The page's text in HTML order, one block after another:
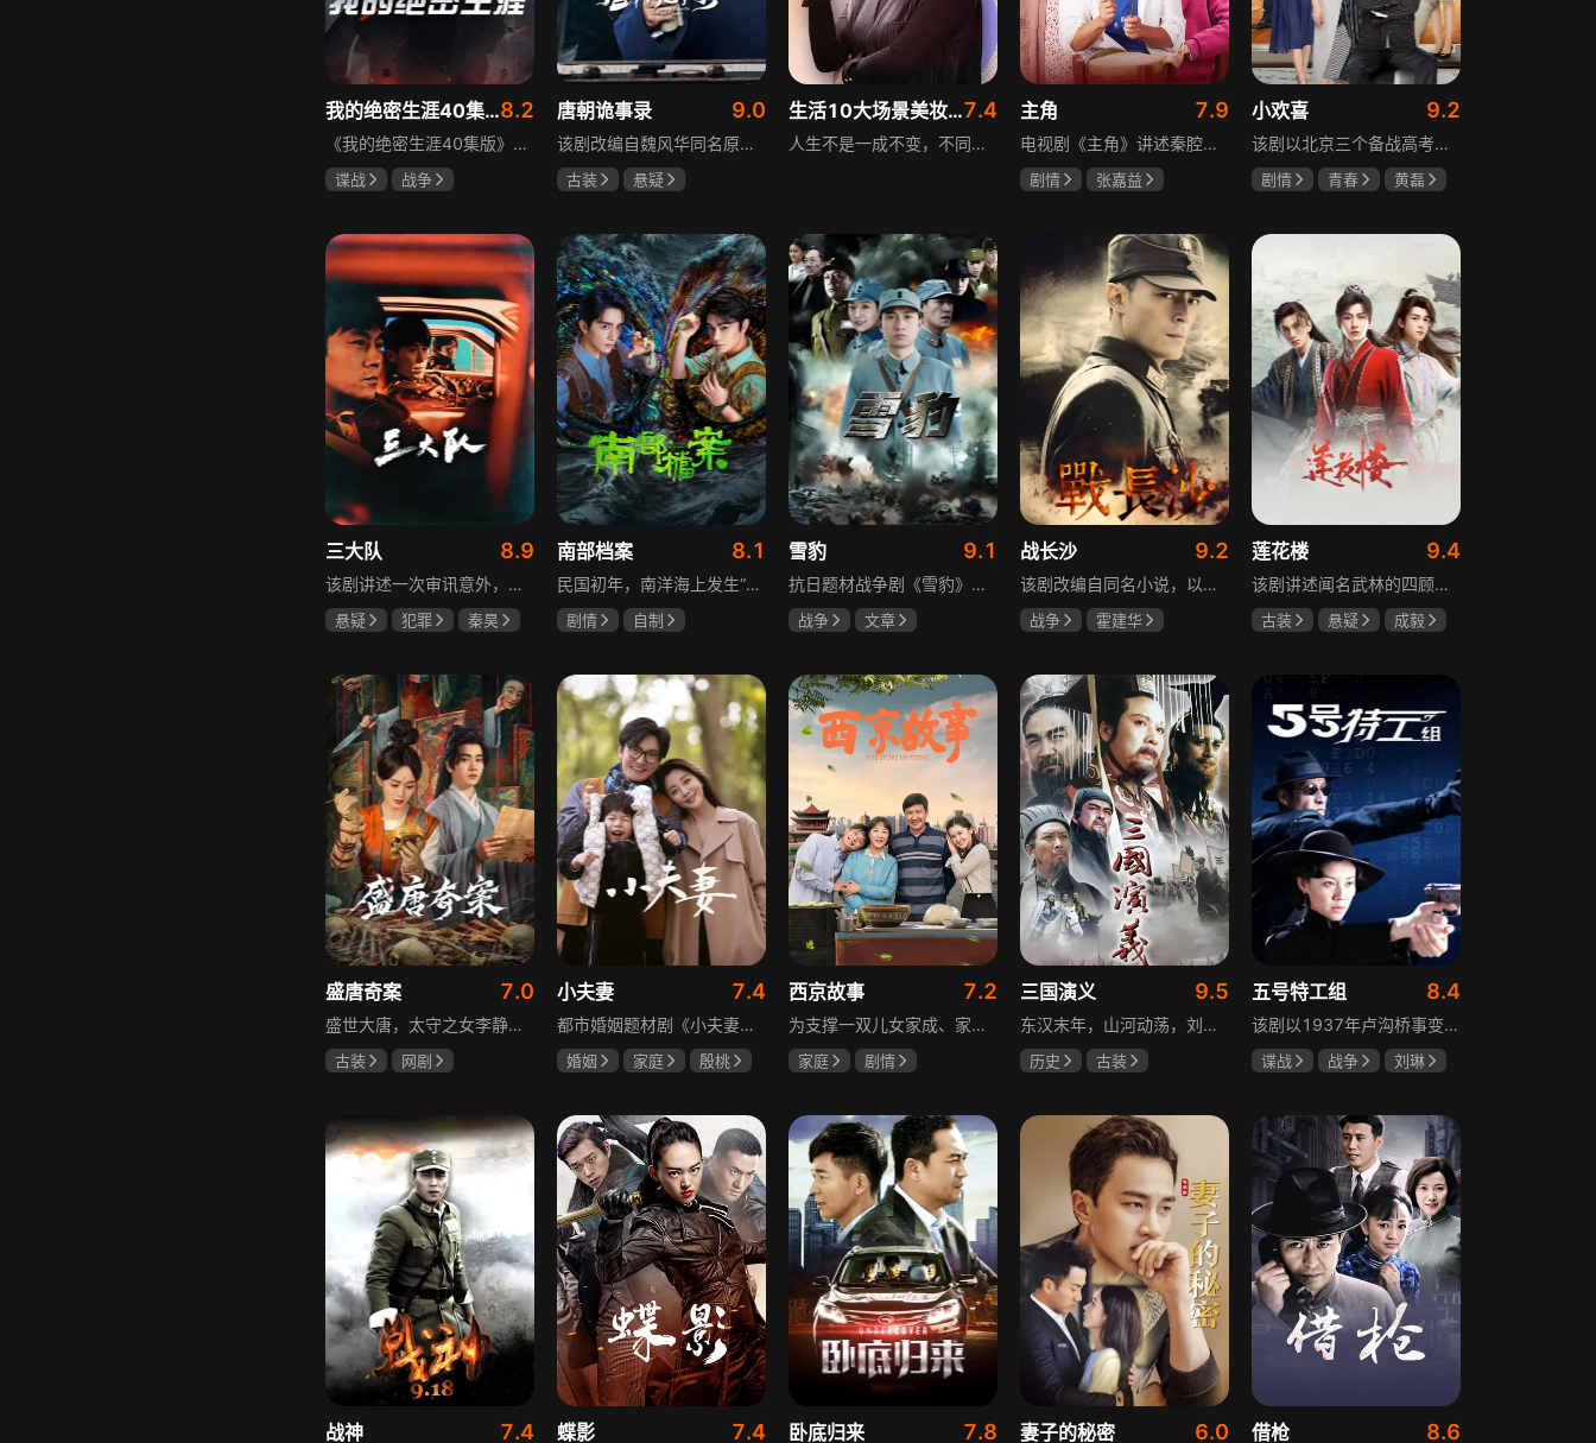
我的绝密生涯40集版8.2
《我的绝密生涯40集版》以1931年东北为背景，苏联特使引发暗杀行动，商人关郁达卷入被重伤失踪，妻子谭梓君带家人在新京安顿。八年后关郁达打入日本特务机关为我党提供情报，与谭梓君相遇却因身份不能相认，谭梓君心中充满怀疑。
谍战
战争
唐朝诡事录 9.0
该剧改编自魏风华同名原著，讲述繁华大唐盛世下发生的一系列奇闻异事。长安金吾卫中郎将卢凌风与狄公亲传弟子苏无名携手，共破《长安红茶》《石桥图》等九个诡异案件，从新娘失踪案到宫廷秘闻，从朝堂到乡间，他们在破案过程中相互了解，逐渐成长，共同守护苍生，担负起挽救社稷于危急的使命。
古装
悬疑
生活10大场景美妆秘籍7.4
人生不是一成不变，不同的场合不同的角色，适宜的妆容造型往往能帮助人们建立自信、破冰社交，开启一个良好开端，做到事半功倍。姜月辉老师亲自打造的《10大生活场景角色妆容课程》，将针对不同的生活场景和角色需求，教授相应的妆容造型技巧，让学员轻松驾驭每个人生角色，打造出适合自己的妆容，提升个人形象和气质。
主角 7.9
电视剧《主角》讲述秦腔名伶忆秦娥阴差阳错被舅舅胡三元带入剧团，历经近半个世纪兴衰起伏，从牧羊女成长为一代秦腔名伶的故事，剧集以秦腔发展为脉络映射大历史起落，反映中国社会四十年变迁中普通人的情感生活与命运，展现传统艺术传承与时代变迁的交织。
剧情
张嘉益
小欢喜 9.2
该剧以北京三个备战高考的家庭为核心，讲述童文洁与方一凡、宋倩与乔英子、季胜利与季杨杨这几组亲子，在升学压力下，围绕成绩、陪伴、沟通等问题产生的矛盾与磨合，展现了中年家长与青春期孩子共同成长的温馨故事。
剧情 青春
黄磊
三大队 8.9
该剧讲述一次审讯意外，三大队刑警程兵入狱服刑，队友受牵连脱警、降职，曾经的警界精英三大队分崩离析。十年牢狱，程兵重获自由，失去一切，而案件的犯罪嫌疑人王大勇依旧在逃。穿一天警服，终身是正义，不甘化作执着，利刃再次出鞘，程兵和三大队的兄弟重新集结踏上追凶之路，在孤独漫长的旅途中配合警方千里追凶，也在这苦行僧一样的历程中重新找到人生的坐标和生命的意义。本片根据原载于“网易人间”作者深蓝的《请转告局长，三大队任务完成》改编。
悬疑 犯罪
秦昊
南部档案 8.1
民国初年，南洋海上发生“水鬼望乡”离奇命案，张家外派调查神秘事务的南部档案馆坐办张海盐、张海虾二人搭档亲往调查，却意外卷入了一个用于猎杀海外张家人的绝命死局。张海虾以自己的死谋局求解，送张海盐上了“南安号”巨轮回厦城以图他能够有一线生机，但这趟波澜诡谲的航程似乎才刚刚起航，一手遮天的军阀大佬、单纯执着的少年账房、还有十年未见的至亲故人……张海盐独自面对着接踵而至的意外，而当他踏上厦城的那一刻，真正属于两个少年的命运才初初开始转动。
剧情
自制
雪豹 9.1
抗日题材战争剧《雪豹》讲述抗日女学生陈怡是一个在革命道路上逐渐成长起来的优秀青年。从慷慨激昂的热血学生，到成熟稳重的革命战士，甚至执行任务的时候还要扮演性格大胆奔放的交际花，打入到敌人内部获取情报。在做情报工作时，与搭档张楚扮假夫妻，多次身陷险境命悬一线。周卫国原本是一名玩世不恭的富家子弟，却不乏热血，抗战时为了保护初恋女友，举枪杀了一名日本人，由此改名换姓走上了革命道路，从国民党中央军校到德国军校，再到回国创建中国第一支特战部队，成为了一个真正的传奇英雄。
战争
文章
战长沙 9.2
该剧改编自同名小说，以中国近代史上著名的“长沙会战”为背景，借由长沙城一户普通胡姓人家在战争中的命运浮沉，展现战火的无情以及在日军铁蹄侵略下中华儿女奋起抗战的不屈精神。1938年10月日军攻陷武汉，长沙危在旦夕，城中茶园巷的胡家人在孙女婿薛君山的支持下，为最宠爱的龙凤胎湘湘和小满安排退路。薛君山先将湘湘介绍给留洋归来保卫长沙的顾清明，可惜二人一见面便势同水火，薛君山只好另选人家。湘湘订婚当日，蒋介石密令火烧长沙，因指挥失当酿成巨大灾难，繁华古城毁于一旦，很多人包括湘湘的未婚夫一家被活活烧死。焦土上，各地英雄儿女齐聚长沙，和湖南人民一起阻挡敌人铁蹄，胡家人也在劫难中演绎了一幕幕悲欢离合。
战争
霍建华
莲花楼 9.4
该剧讲述闻名武林的四顾门门主李相夷在一次大战后身受重伤，从此退隐江湖成为淡泊名利的“假神医”李莲花。他遇到新交方多病与旧敌笛飞声后，重新卷入江湖。江湖暗流涌动，疑团扑朔迷离，抽丝剥茧方能断出真相，一段荡气回肠的侠义情即将热血展开，展现了侠义、探案与江湖恩怨交织的精彩故事。
古装 悬疑
成毅
盛唐奇案 7.0
盛世大唐，太守之女李静澜天赋异禀，擅验尸断案，与神秘“鬼探”决明、武艺高强的捕快苏御安联手追凶，揭开一桩桩离奇悬案：双生姐妹的生死置换、跨越十七年的书生冤案、雅集会上的连环仪式杀人等。在迷雾与鲜血中，李静澜与决明暗生情愫，彼此扶持，坚守心中正道，挣脱宿命桎梏。盛世灯火之下，他们以智慧与勇气涤荡污浊，书写下一段守护正义与清明的传奇。
古装
网剧
小夫妻 7.4
都市婚姻题材剧《小夫妻》围绕经营十年婚姻的周全与车莉展开，原本家庭美满的二人突遭变故：周全怀才不遇还意外被裁员，车莉则被迫赶鸭子上架仓促创业，不可预期的生活变动让他们的婚姻陷入僵局。而立之年的两人，在现实压力与情感拉扯中挣扎，面临诸多矛盾与考验，他们能否重新调整生活节奏，修复婚姻关系，回到幸福生活的轨道，是该剧的核心看点。
婚姻 家庭
殷桃
西京故事 7.2
为支撑一双儿女家成、家秀的“求学大业”，一家之主罗天福携妻子慧娟进了西京城。在西京城里，罗天福见证了身边的小人物们在大城市的生存之难，自身也经历了种种艰辛：饼铺生意屡屡受挫，妻子慧娟不满他“固执守旧”的经营方式闹起分居，儿子家成无法适应从乡村到城市的生活状况不断离校出走，重重打击不断袭来，使他头一次对自己坚守多年的人生观和价值观产生怀疑。自己这样做究竟是对是错，城市是不是真的不适合他这种“坚持老一套”的人生存。女儿家秀的支持鼓励使罗天福重拾信心，那些曾经接受罗天福帮助的人也反过来帮助他，纠缠不清的矛盾随之一一化解。罗家人终于在西京这座大城扎下了根，向着美好的未来继续前行。该剧围绕农村家庭在城市的奋斗历程展开，展现了小人物的坚韧与善良，充满了励志色彩与现实关怀。
家庭
剧情
三国演义 9.5
东汉末年，山河动荡，刘汉王朝气数将尽。内有十常侍颠倒黑白、祸乱朝纲，外有张氏兄弟高呼“苍天已死，黄巾当立”的口号，掀起浩大的农民起义，一时间狼烟四起，刘家朝廷宛如大厦将倾，岌岌可危。正所谓乱世出英雄，曹操、公孙瓒、袁术、袁绍、吕布、刘备、孙策、关羽、张飞、诸葛亮等各路豪杰不断涌现，从群雄逐鹿到赤壁之战，从魏蜀吴三国鼎立到三分归一统，波澜壮阔的三国时代的大幕缓缓拉开，本片根据中国古典名著《三国演义》改编。
历史
古装
五号特工组 8.4
该剧以1937年卢沟桥事变后的上海为背景，讲述中共地下党员欧阳剑平召集海外同学组成特工组的故事。组员涵盖情报、密码、爆破、神偷等领域人才，他们以法租界上流社会身份为掩护，与日军特高课、汪伪76号等势力展开较量，屡屡涉险却最终完成任务。剧集以真实史料为基础，展现了抗日时期地下工作者的智勇无畏与家国情怀。
谍战 战争
刘琳
战神 7.4 蝶影 7.4 卧底归来 7.8 妻子的秘密 6.0 借枪 8.6